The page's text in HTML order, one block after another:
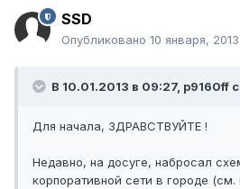
SSD
Опубликовано 10 января, 2013
В 10.01.2013 в 09:27, p9160ff
Для начала, ЗДРАВСТВУЙТЕ !
Недавно, на досуге, набросал
корпоративной сети в городе